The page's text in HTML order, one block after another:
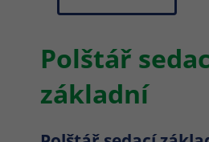
Polštář
základní